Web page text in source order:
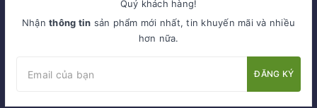
Quý khách hàng!
Nhậnthông tin sản phẩm mới nhất, tin khuyến mãi và nhiều
hơn nữa.
ĐĂNG KÝ